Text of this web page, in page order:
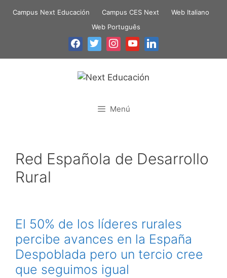
Campus Next Educación Campus CES Next
Web Italiano
Web Português
Menú
Red Española de Desarrollo
Rural
El 50% de los líderes rurales
percibe avances en la España
Despoblada pero un tercio cree
que seguimos igual